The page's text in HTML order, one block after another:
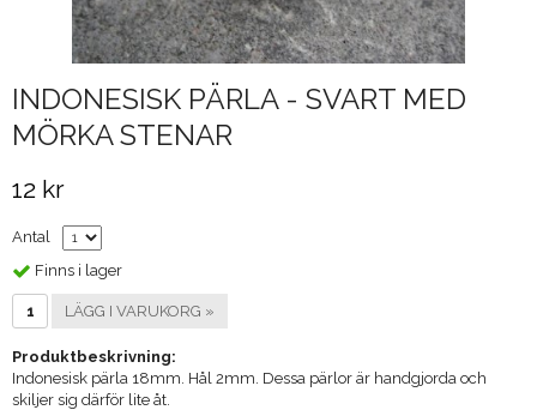
INDONESISK PÄRLA - SVART MED
MÖRKA STENAR
12 kr
Antal
Finns i lager
LÄGG I VARUKORG »
Produktbeskrivning:
Indonesisk pärla 18mm. Hål 2mm. Dessa pärlor är handgjorda och
skiljer sig därför lite åt.